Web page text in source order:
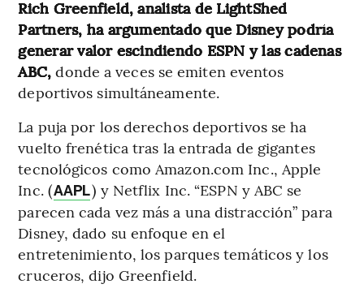
Rich Greenfield, analista de LightShed
Partners, ha argumentado que Disney podría
generar valor escindiendo ESPN y las cadenas
ABC, donde a veces se emiten eventos
deportivos simultáneamente.
La puja por los derechos deportivos se ha
vuelto frenética tras la entrada de gigantes
tecnológicos como Amazon.com Inc., Apple
Inc. (AAPL) y Netflix Inc. “ESPN y ABC se
parecen cada vez más a una distracción” para
Disney, dado su enfoque en el
entretenimiento, los parques temáticos y los
cruceros, dijo Greenfield.